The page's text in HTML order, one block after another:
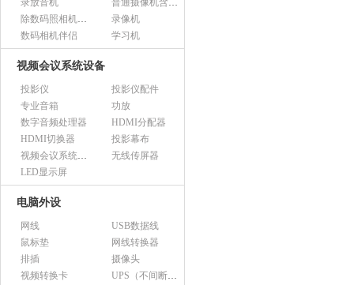
录放音机
普通摄像机含附件
除数码照相机以外的照相机及器材
录像机
数码相机伴侣
学习机
视频会议系统设备
投影仪
投影仪配件
专业音箱
功放
数字音频处理器
HDMI分配器
HDMI切换器
投影幕布
视频会议系统设备（市采）
无线传屏器
LED显示屏
电脑外设
网线
USB数据线
鼠标垫
网线转换器
排插
摄像头
视频转换卡
UPS（不间断电源）